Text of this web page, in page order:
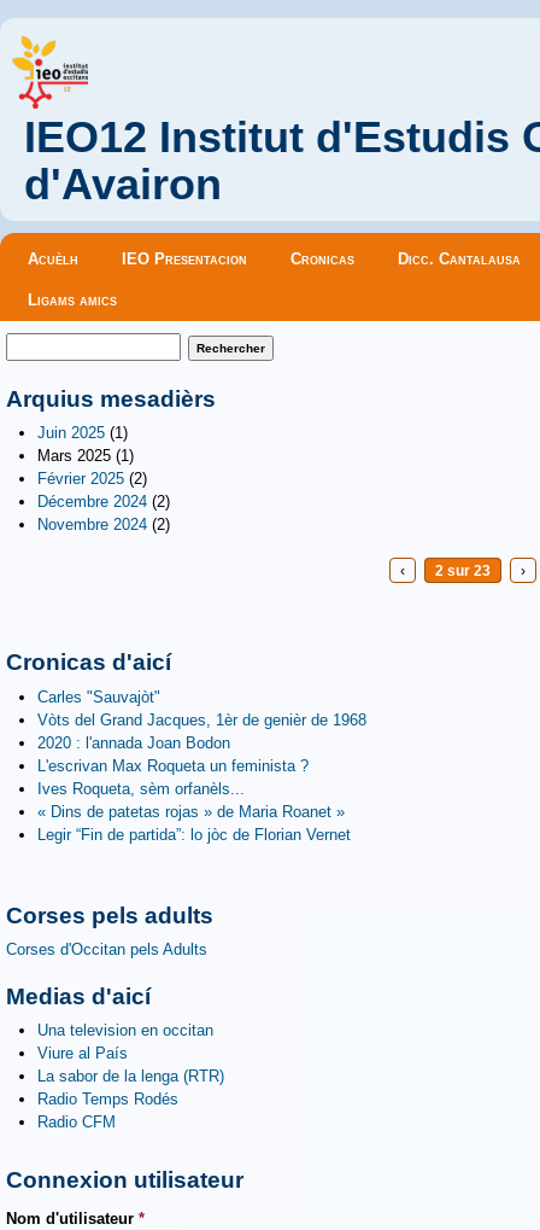
IEO12 Institut d'Estudis
d'Avairon
Menu principal
Acuèlh IEO Presentacion Cronicas Dicc. Cantalausa
Ligams amics
Formulaire de recherche
Arquius mesadièrs
Juin 2025 (1)
Mars 2025 (1)
Février 2025 (2)
Décembre 2024 (2)
Novembre 2024 (2)
‹ 2 sur 23 ›
Cronicas d'aicí
Carles "Sauvajòt"
Vòts del Grand Jacques, 1èr de genièr de 1968
2020 : l'annada Joan Bodon
L'escrivan Max Roqueta un feminista ?
Ives Roqueta, sèm orfanèls...
« Dins de patetas rojas » de Maria Roanet »
Legir “Fin de partida”: lo jòc de Florian Vernet
Corses pels adults
Corses d'Occitan pels Adults
Medias d'aicí
Una television en occitan
Viure al País
La sabor de la lenga (RTR)
Radio Temps Rodés
Radio CFM
Connexion utilisateur
Nom d'utilisateur *